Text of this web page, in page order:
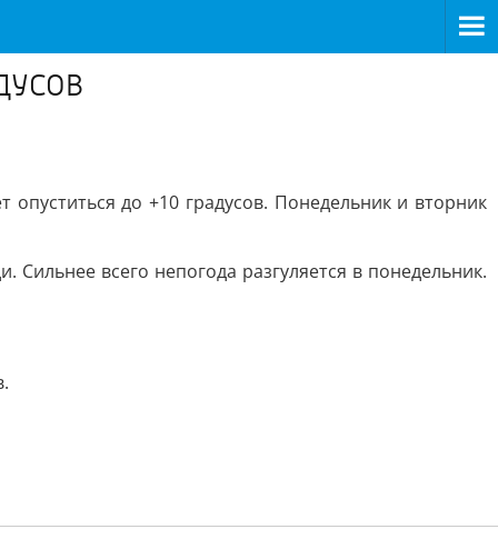
до +10 градусов. Понедельник и вторник
всего непогода разгуляется в понедельник.